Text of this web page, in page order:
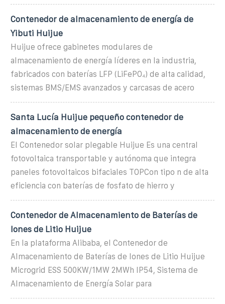
Contenedor de almacenamiento de energía de
Yibuti Huijue
Huijue ofrece gabinetes modulares de
almacenamiento de energía líderes en la industria,
fabricados con baterías LFP (LiFePO₄) de alta calidad,
sistemas BMS/EMS avanzados y carcasas de acero
Santa Lucía Huijue pequeño contenedor de
almacenamiento de energía
El Contenedor solar plegable Huijue Es una central
fotovoltaica transportable y autónoma que integra
paneles fotovoltaicos bifaciales TOPCon tipo n de alta
eficiencia con baterías de fosfato de hierro y
Contenedor de Almacenamiento de Baterías de
Iones de Litio Huijue
En la plataforma Alibaba, el Contenedor de
Almacenamiento de Baterías de Iones de Litio Huijue
Microgrid ESS 500KW/1MW 2MWh IP54, Sistema de
Almacenamiento de Energía Solar para